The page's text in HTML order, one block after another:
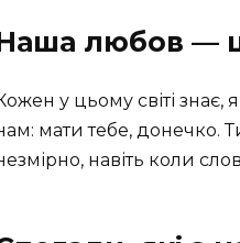
любов —
у цьому світі
мати тебе, донечко.
навіть коли